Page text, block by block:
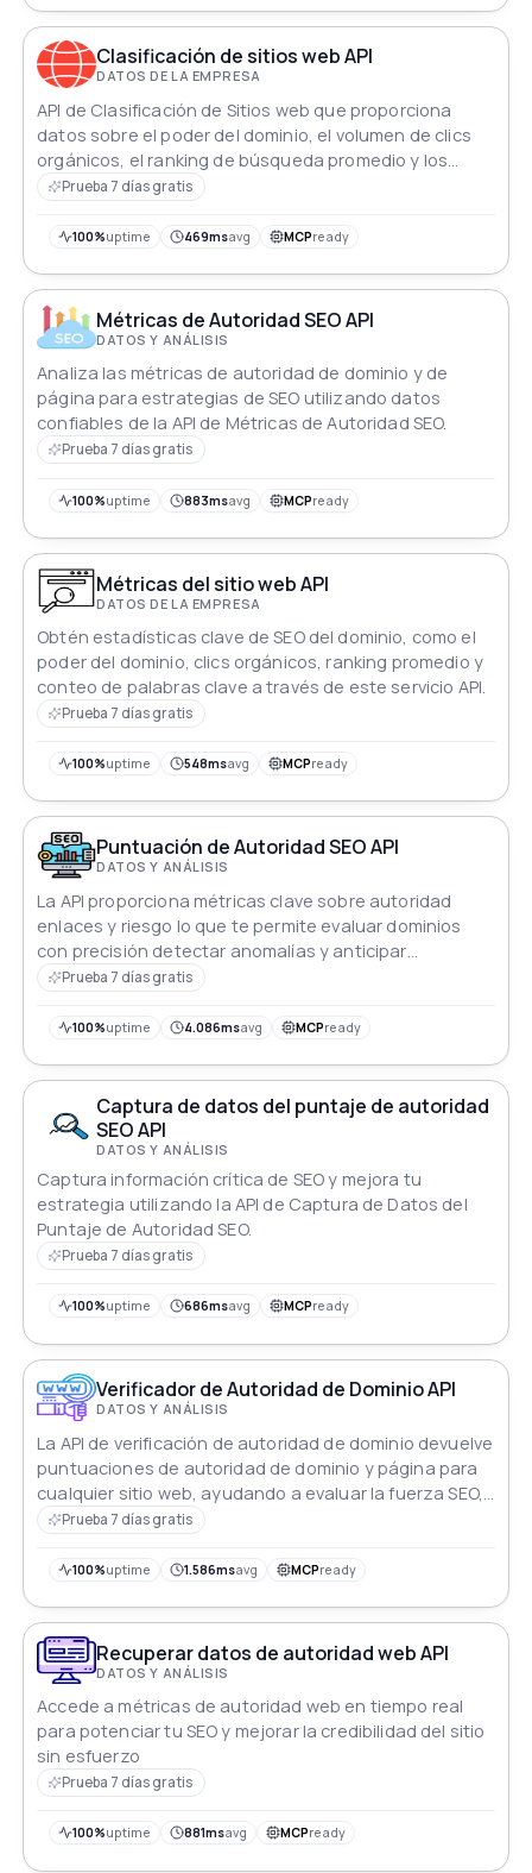
Clasificación de sitios web API
DATOS DE LA EMPRESA
API de Clasificación de Sitios web que proporciona
datos sobre el poder del dominio, el volumen de clics
orgánicos, el ranking de búsqueda promedio y los
datos de clasificación total de palabras clave para
Prueba 7 días gratis
100%uptime 469msavg MCPready
Métricas de Autoridad SEO API
DATOS Y ANÁLISIS
Analiza las métricas de autoridad de dominio y de
página para estrategias de SEO utilizando datos
confiables de la API de Métricas de Autoridad SEO.
Prueba 7 días gratis
100%uptime 883msavg MCPready
Métricas del sitio web API
DATOS DE LA EMPRESA
Obtén estadísticas clave de SEO del dominio, como el
poder del dominio, clics orgánicos, ranking promedio y
conteo de palabras clave a través de este servicio API.
Prueba 7 días gratis
100%uptime 548msavg MCPready
Puntuación de Autoridad SEO API
DATOS Y ANÁLISIS
La API proporciona métricas clave sobre autoridad
enlaces y riesgo lo que te permite evaluar dominios
con precisión detectar anomalías y anticipar
problemas potenciales
Prueba 7 días gratis
100%uptime 4.086msavg MCPready
Captura de datos del puntaje de autoridad
SEO API
DATOS Y ANÁLISIS
Captura información crítica de SEO y mejora tu
estrategia utilizando la API de Captura de Datos del
Puntaje de Autoridad SEO.
Prueba 7 días gratis
100%uptime 686msavg MCPready
Verificador de Autoridad de Dominio API
DATOS Y ANÁLISIS
La API de verificación de autoridad de dominio devuelve
puntuaciones de autoridad de dominio y página para
cualquier sitio web, ayudando a evaluar la fuerza SEO,
la confiabilidad y el potencial de clasificación.
Prueba 7 días gratis
100%uptime 1.586msavg MCPready
Recuperar datos de autoridad web API
DATOS Y ANÁLISIS
Accede a métricas de autoridad web en tiempo real
para potenciar tu SEO y mejorar la credibilidad del sitio
sin esfuerzo
Prueba 7 días gratis
100%uptime 881msavg MCPready